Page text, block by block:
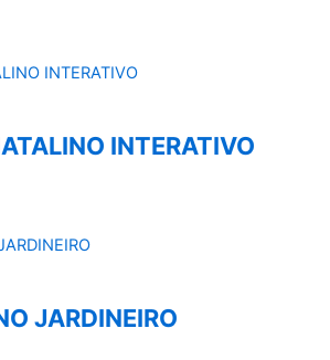
INTERATIVO
JARDINEIRO